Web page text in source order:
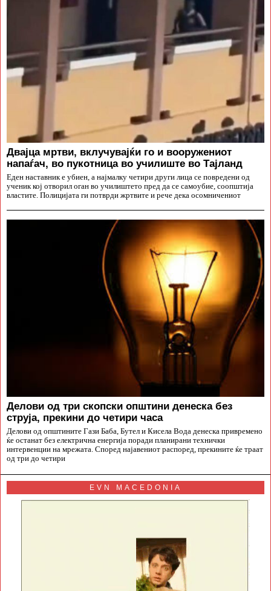
Двајца мртви, вклучувајќи го и вооружениот
напаѓач, во пукотница во училиште во Тајланд
Еден наставник е убиен, а најмалку четири други лица се повредени од
ученик кој отворил оган во училиштето пред да се самоубие, соопштија
властите. Полицијата ги потврди жртвите и рече дека осомничениот
Делови од три скопски општини денеска без
струја, прекини до четири часа
Делови од општините Гази Баба, Бутел и Кисела Вода денеска привремено
ќе останат без електрична енергија поради планирани технички
интервенции на мрежата. Според најавениот распоред, прекините ќе траат
од три до четири
EVN MACEDONIA